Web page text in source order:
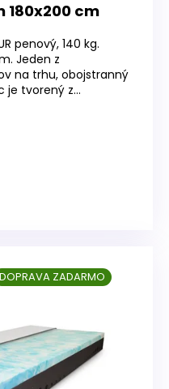
180x200 cm
penový, 140 kg.
Jeden z
na trhu, obojstranný
je tvorený z...
DOPRAVA ZADARMO